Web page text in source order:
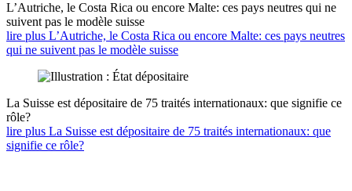
L’Autriche, le Costa Rica ou encore Malte: ces pays neutres qui ne
suivent pas le modèle suisse
lire plus L’Autriche, le Costa Rica ou encore Malte: ces pays neutres
qui ne suivent pas le modèle suisse
La Suisse est dépositaire de 75 traités internationaux: que signifie ce
rôle?
lire plus La Suisse est dépositaire de 75 traités internationaux: que
signifie ce rôle?